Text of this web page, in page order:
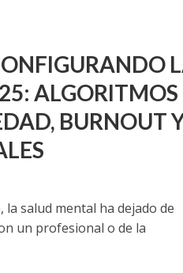
ALGORITMOS
BURNOUT
la salud mental ha dejado de
un profesional o de la